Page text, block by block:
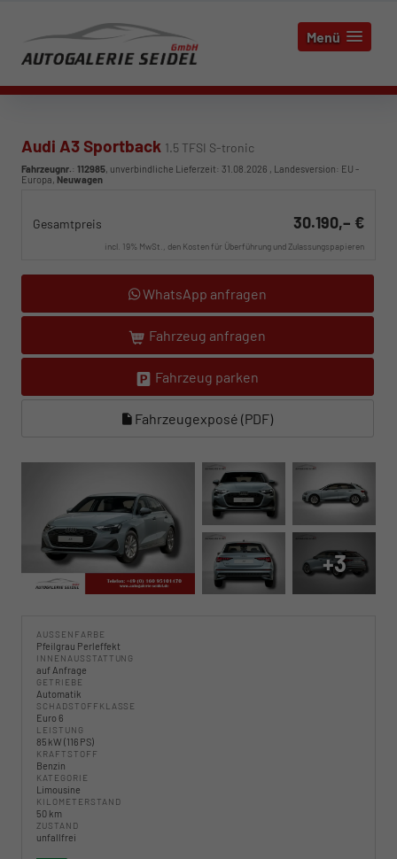
Menü
Audi A3 Sportback 1.5 TFSI S-tronic
Fahrzeugnr.: 112985, unverbindliche Lieferzeit: 31.08.2026 , Landesversion: EU -
Europa, Neuwagen
Gesamtpreis 30.190,– €
incl. 19% MwSt., den Kosten für Überführung und Zulassungspapieren
WhatsApp anfragen
Fahrzeug anfragen
Fahrzeug parken
Fahrzeugexposé (PDF)
+3
AUSSENFARBE
Pfeilgrau Perleffekt
INNENAUSSTATTUNG
auf Anfrage
GETRIEBE
Automatik
SCHADSTOFFKLASSE
Euro 6
LEISTUNG
85 kW (116 PS)
KRAFTSTOFF
Benzin
KATEGORIE
Limousine
KILOMETERSTAND
50 km
ZUSTAND
unfallfrei